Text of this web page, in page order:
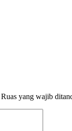
Ruas yang wajib